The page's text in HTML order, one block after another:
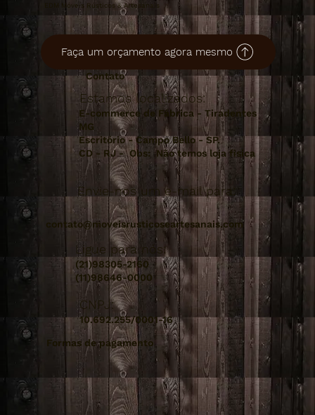
EDM Móveis Rústicos & Artesanais
Faça um orçamento agora mesmo
Contato
Estamos localizados:
E-commerce de Fábrica - Tiradentes
MG
Escritório - Campo Bello - SP.
CD - RJ - Obs: Não temos loja fisica
Envie-nos um e-mail para:
contato@moveisrusticoseartesanais.com
Ligue para nós:
(21)98305-2160
(11)98646-0000
CNPJ:
10.692.255/0001-16
Formas de pagamento